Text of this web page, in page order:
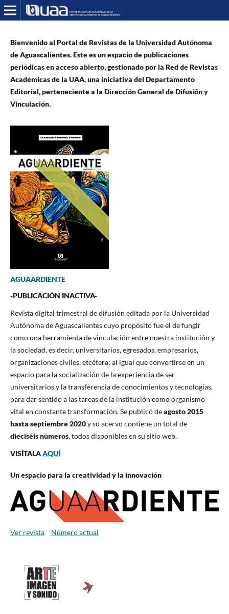
Bienvenido al Portal de Revistas de la Universidad Autónoma
de Aguascalientes. Este es un espacio de publicaciones
periódicas en acceso abierto, gestionado por la Red de Revistas
Académicas de la UAA, una iniciativa del Departamento
Editorial, perteneciente a la Dirección General de Difusión y
Vinculación.
AGUAARDIENTE
-PUBLICACIÓN INACTIVA-
Revista digital trimestral de difusión editada por la Universidad
Autónoma de Aguascalientes cuyo propósito fue el de fungir
como una herramienta de vinculación entre nuestra institución y
la sociedad, es decir, universitarios, egresados, empresarios,
organizaciones civiles, etcétera; al igual que convertirse en un
espacio para la socialización de la experiencia de ser
universitarios y la transferencia de conocimientos y tecnologías,
para dar sentido a las tareas de la institución como organismo
vital en constante transformación. Se publicó deagosto 2015
hasta septiembre 2020y su acervo contiene un total de
dieciséis números, todos disponibles en su sitio web.
VISÍTALAAQUÍ
Un espacio para la creatividad y la innovación
Ver revista Número actual